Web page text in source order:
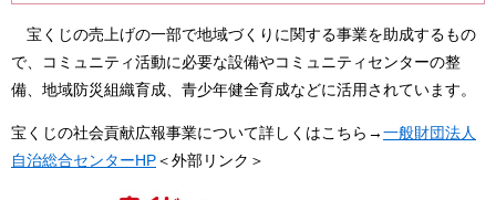
宝くじの売上げの一部で地域づくりに関する事業を助成するもの
で、コミュニティ活動に必要な設備やコミュニティセンターの整
備、地域防災組織育成、青少年健全育成などに活用されています。
宝くじの社会貢献広報事業について詳しくはこちら→一般財団法人
自治総合センターHP＜外部リンク＞